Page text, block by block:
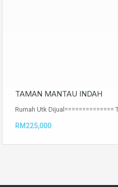
TAMAN MANTAU INDAH
Rumah Utk Dijual==============
RM225,000